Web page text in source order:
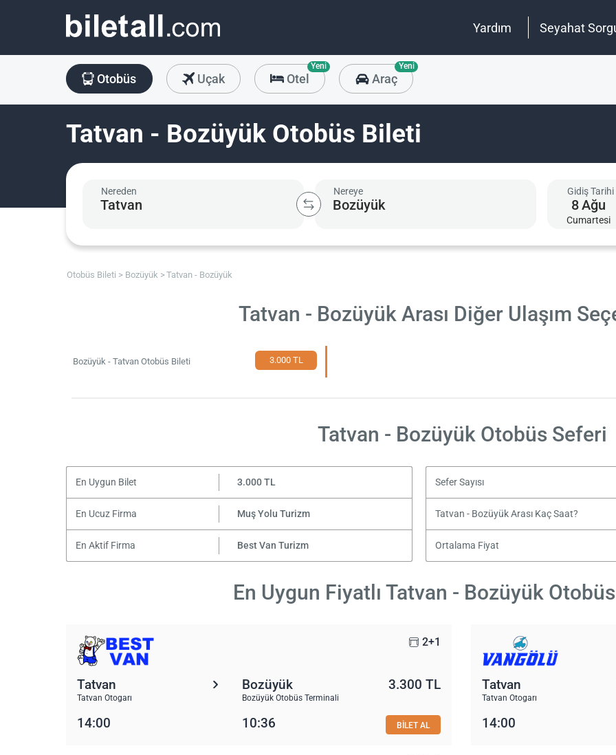
Yardım Seyahat
Otobüs Uçak Otel
Yeni
Araç
Yeni
Tatvan - Bozüyük Otobüs Bileti
Nereden Nereye Gidiş Tarihi
8Ağu
Cumartesi
Otobüs Bileti Bozüyük Tatvan - Bozüyük
Tatvan - Bozüyük Arası Diğer Ulaşım
Bozüyük - Tatvan Otobüs Bileti 3.000 TL
Tatvan - Bozüyük Otobüs Seferi
En Uygun Bilet 3.000 TL Sefer Sayısı
En Ucuz Firma Muş Yolu Turizm Tatvan - Bozüyük Arası Kaç Saat?
En Aktif Firma Best Van Turizm Ortalama Fiyat
En Uygun Fiyatlı Tatvan - Bozüyük
2+1
Tatvan
Tatvan Otogarı
Bozüyük
Bozüyük Otobüs Terminali
3.300 TL
14:00 10:36 BİLET AL
Tatvan
Tatvan Otogarı
14:00